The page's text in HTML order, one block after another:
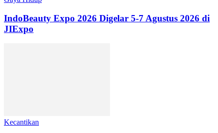
IndoBeauty Expo 2026 Digelar 5-7 Agustus 2026 di
JIExpo
Kecantikan